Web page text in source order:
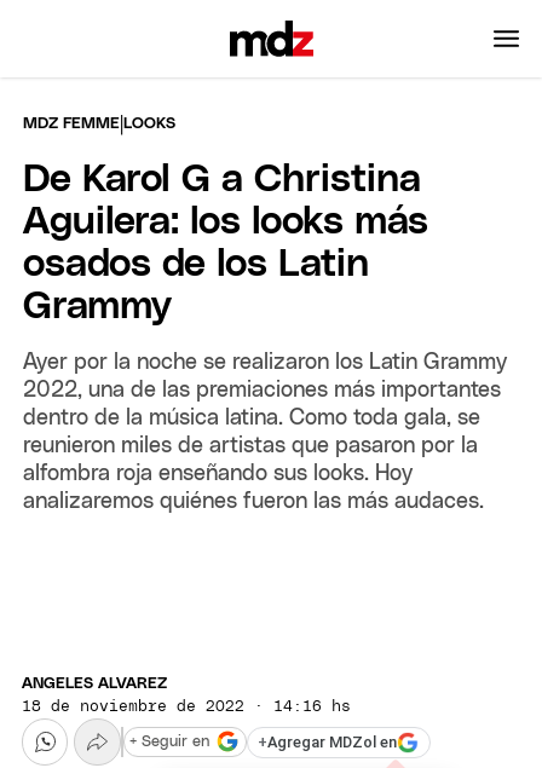
MDZ FEMME |LOOKS
De Karol G a Christina
Aguilera: los looks más
osados de los Latin
Grammy
Ayer por la noche se realizaron los Latin Grammy
2022, una de las premiaciones más importantes
dentro de la música latina. Como toda gala, se
reunieron miles de artistas que pasaron por la
alfombra roja enseñando sus looks. Hoy
analizaremos quiénes fueron las más audaces.
ANGELES ALVAREZ
18 de noviembre de 2022 · 14:16 hs
+Agregar MDZol en
+ Seguir en